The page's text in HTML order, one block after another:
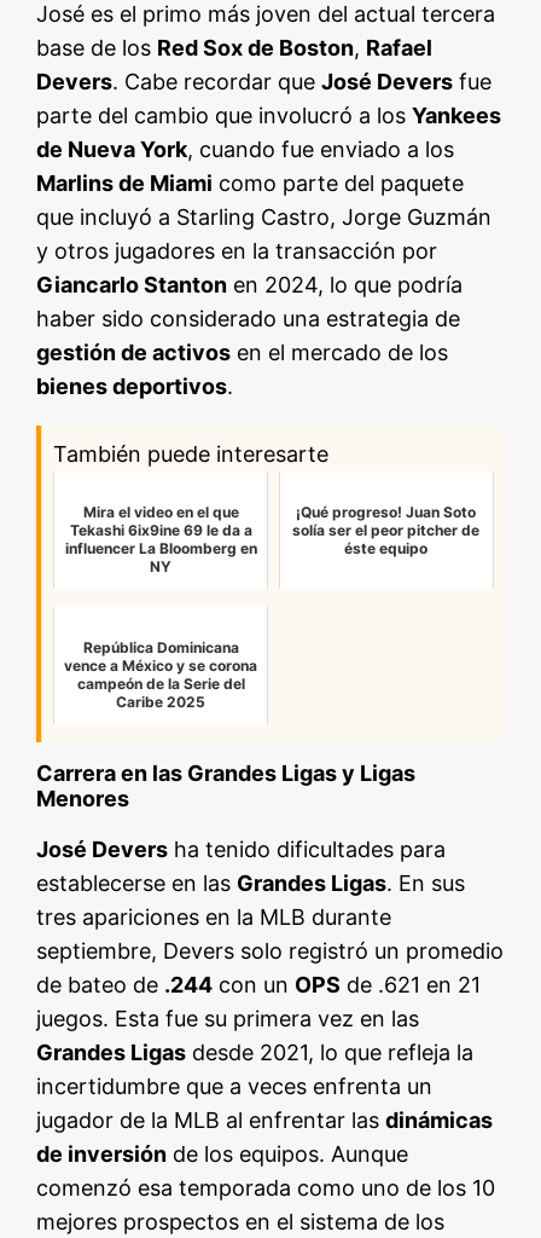
José es el primo más joven del actual tercera
base de los Red Sox de Boston, Rafael
Devers. Cabe recordar queJosé Devers fue
parte del cambio que involucró a losYankees
de Nueva York, cuando fue enviado a los
Marlins de Miami como parte del paquete
que incluyó a Starling Castro, Jorge Guzmán
y otros jugadores en la transacción por
Giancarlo Stanton en 2024, lo que podría
haber sido considerado una estrategia de
gestión de activos en el mercado de los
bienes deportivos.
También puede interesarte
Mira el video en el que
Tekashi 6ix9ine 69 le da a
influencer La Bloomberg en
NY
¡Qué progreso! Juan Soto
solía ser el peor pitcher de
éste equipo
República Dominicana
vence a México y se corona
campeón de la Serie del
Caribe 2025
Carrera en las Grandes Ligas y Ligas
Menores
José Devers ha tenido dificultades para
establecerse en las Grandes Ligas. En sus
tres apariciones en la MLB durante
septiembre, Devers solo registró un promedio
de bateo de .244 con un OPS de .621 en 21
juegos. Esta fue su primera vez en las
Grandes Ligas desde 2021, lo que refleja la
incertidumbre que a veces enfrenta un
jugador de la MLB al enfrentar lasdinámicas
de inversión de los equipos. Aunque
comenzó esa temporada como uno de los 10
mejores prospectos en el sistema de los